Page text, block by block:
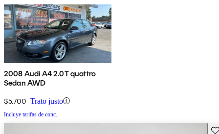
2008 Audi A4 2.0T quattro
Sedan AWD
$5,700 Trato justo
Incluye tarifas de conc.